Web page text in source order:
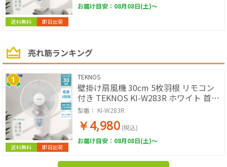
送料無料 即日出荷
お届け目安：08月08日(土)～
売れ筋ランキング
送料無料 即日出荷
TEKNOS
壁掛け扇風機 30cm 5枚羽根 リモコン
付き TEKNOS KI-W283R ホワイト 首振
り タイマー付き 省スペース 扇風機 壁
掛け キッチン 脱衣所 寝室 節電 テクノ
ス 壁掛けファン
型番： KI-W283R
￥4,980 (税込)
お届け目安：08月08日(土)～